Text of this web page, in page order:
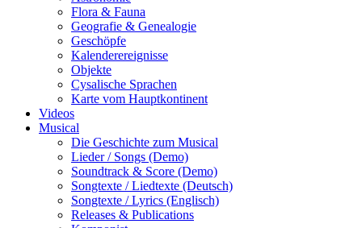
Flora & Fauna
Geografie & Genealogie
Geschöpfe
Kalenderereignisse
Objekte
Cysalische Sprachen
Karte vom Hauptkontinent
Videos
Musical
Die Geschichte zum Musical
Lieder / Songs (Demo)
Soundtrack & Score (Demo)
Songtexte / Liedtexte (Deutsch)
Songtexte / Lyrics (Englisch)
Releases & Publications